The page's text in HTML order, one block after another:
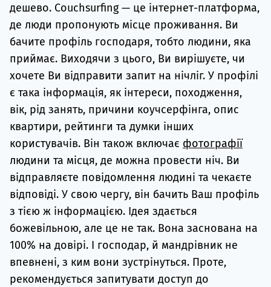
дешево. Couchsurfing — це інтернет-платформа,
де люди пропонують місце проживання. Ви
бачите профіль господаря, тобто людини, яка
приймає. Виходячи з цього, Ви вирішуєте, чи
хочете Ви відправити запит на нічліг. У профілі
є така інформація, як інтереси, походження,
вік, рід занять, причини коучсерфінга, опис
квартири, рейтинги та думки інших
користувачів. Він також включає фотографії
людини та місця, де можна провести ніч. Ви
відправляєте повідомлення людині та чекаєте
відповіді. У свою чергу, він бачить Ваш профіль
з тією ж інформацією. Ідея здається
божевільною, але це не так. Вона заснована на
100% на довірі. І господар, й мандрівник не
впевнені, з ким вони зустрінуться. Проте,
рекомендується запитувати доступ до